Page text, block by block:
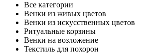
Все категории
Венки из живых цветов
Венки из искусственных цветов
Ритуальные корзины
Венки на возложение
Текстиль для похорон